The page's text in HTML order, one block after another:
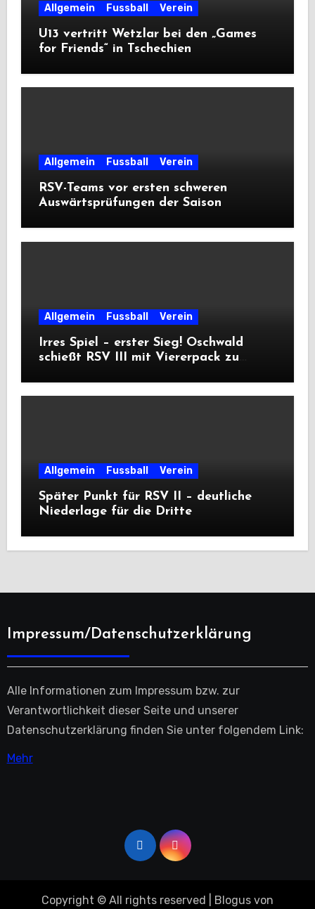
Allgemein Fussball Verein
U13 vertritt Wetzlar bei den „Games
for Friends“ in Tschechien
Allgemein Fussball Verein
RSV-Teams vor ersten schweren
Auswärtsprüfungen der Saison
Allgemein Fussball Verein
Irres Spiel – erster Sieg! Oschwald
schießt RSV III mit Viererpack zu
Allgemein Fussball Verein
Später Punkt für RSV II – deutliche
Niederlage für die Dritte
Impressum/Datenschutzerklärung
Alle Informationen zum Impressum bzw. zur
Verantwortlichkeit dieser Seite und unserer
Datenschutzerklärung finden Sie unter folgendem Link:
Mehr
Copyright © All rights reserved Blogus von